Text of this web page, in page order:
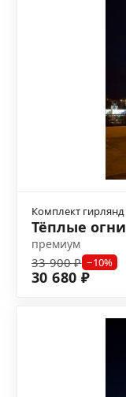
Комплект гирлянд
Тёплые огни
премиум
33 900 ₽ −10%
30 680 ₽